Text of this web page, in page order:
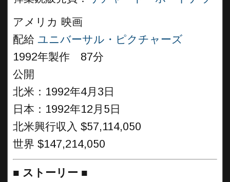
アメリカ 映画
配給 ユニバーサル・ピクチャーズ
1992年製作 87分
公開
北米：1992年4月3日
日本：1992年12月5日
北米興行収入 $57,114,050
世界 $147,214,050
■ ストーリー ■